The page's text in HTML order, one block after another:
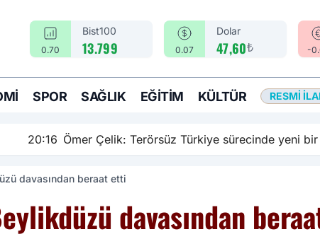
0.70
Bist100
13.799 0.07
Dolar
47,60₺ -
SPOR SAĞLIK EĞITIM KÜLTÜR RESMI
Türkiye sürecinde yeni bir aşamadayız
davasından beraat etti
davasından